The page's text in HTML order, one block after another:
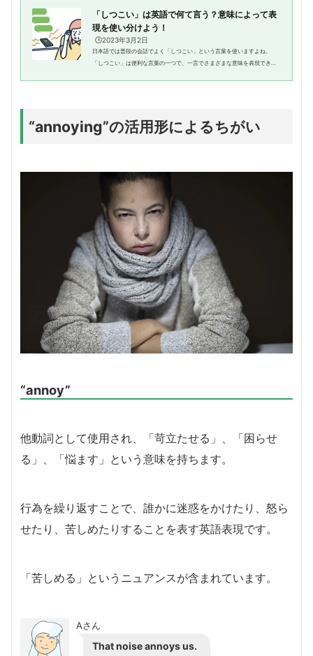
「しつこい」は英語で何て言う？意味によって表
現を使い分けよう！
🕒️2023年3月2日
日本語では普段の会話でよく「しつこい」という言葉を使いますよね。
「しつこい」は便利な言葉の一つで、一言でさまざまな意味を表現できま
“annoying”の活用形によるちがい
“annoy”
他動詞として使用され、「苛立たせる」、「困らせ
る」、「悩ます」という意味を持ちます。
行為を繰り返すことで、誰かに迷惑をかけたり、怒ら
せたり、苦しめたりすることを表す英語表現です。
「苦しめる」というニュアンスが含まれています。
Aさん
That noise annoys us.